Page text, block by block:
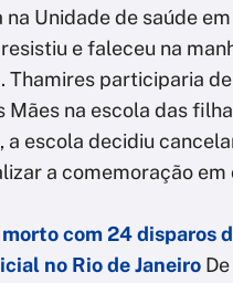
na Unidade de saúde
e faleceu na
Thamires participaria
Mães na escola das
a escola decidiu
a comemoração em
morto com 24 disparos
no Rio de Janeiro